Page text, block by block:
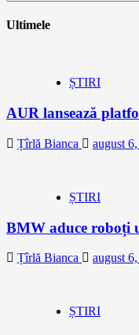
Ultimele
ȘTIRI
AUR lansează
Țîrlă Bianca august
ȘTIRI
BMW aduce roboți
Țîrlă Bianca august
ȘTIRI